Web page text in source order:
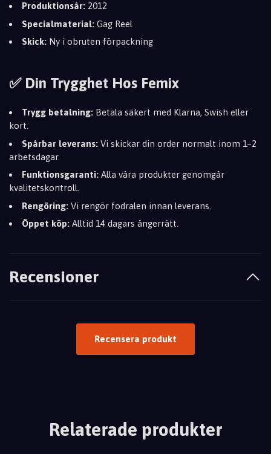
Produktionsår: 2012
Specialmaterial: Gag Reel
Skick: Ny i obruten förpackning
✅ Din Trygghet Hos Femix
Trygg betalning: Betala säkert med Klarna, Swish eller
kort.
Spårbar leverans: Vi skickar din order normalt inom 1–2
arbetsdagar.
Funktionsgaranti: Alla våra produkter genomgår
kvalitetskontroll.
Rengöring: Vi rengör fodralen innan leverans.
Öppet köp: Alltid 14 dagars ångerrätt.
Recensioner
Recensera produkt
Relaterade produkter